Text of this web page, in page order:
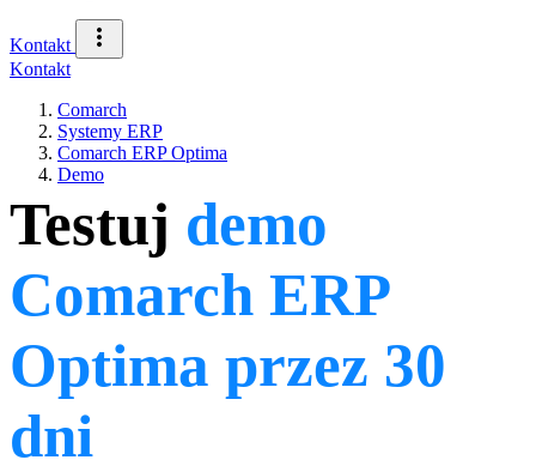
Kontakt
Kontakt
Comarch
Systemy ERP
Comarch ERP Optima
Demo
Testuj demo
Comarch ERP
Optima przez 30
dni